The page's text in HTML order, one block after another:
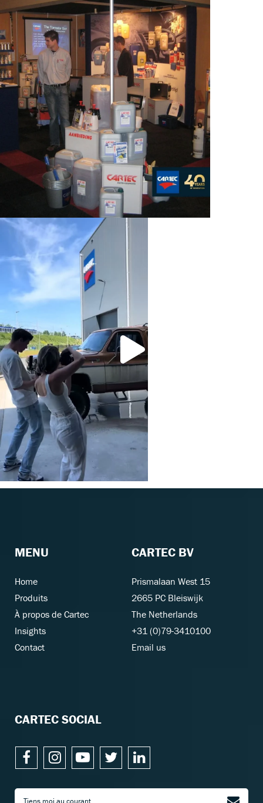
MENU
Home
Produits
À propos de Cartec
Insights
Contact
CARTEC BV
Prismalaan West 15
2665 PC Bleiswijk
The Netherlands
+31 (0)79-3410100
Email us
CARTEC SOCIAL
Tiens moi au courant